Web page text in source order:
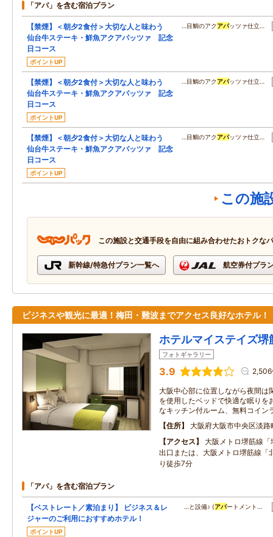
「アパ」を含む宿泊プラン
【禁煙】＜朝夕2食付＞大切な人と味わう
仙台牛ステーキ・鮮魚アクアパッツァ 記念
日コース
ポイントUP
…目鯛のアクアパッツァ仕立…
【禁煙】＜朝夕2食付＞大切な人と味わう
仙台牛ステーキ・鮮魚アクアパッツァ 記念
日コース
ポイントUP
…目鯛のアクアパッツァ仕立…
【禁煙】＜朝夕2食付＞大切な人と味わう
仙台牛ステーキ・鮮魚アクアパッツァ 記念
日コース
ポイントUP
…目鯛のアクアパッツァ仕立…
この施
この施設と交通手段を自由に組み合わせたおトクな
新幹線/特急付プラン一覧へ 航空券付プラ
ビジネスや観光に最適！梅田・難波までアクセス良好なホテル！
ホテルマイステイズ堺
フォトギャラリー
3.9
大阪中心部に位置しながら夜間は
を使用したベッドで快適な眠りを
なキッチン付ルーム、無料コイン
住所
大阪府大阪市中央区淡路
アクセス
大阪メトロ堺筋線
出口または、大阪メトロ堺筋線「
り徒歩7分
「アパ」を含む宿泊プラン
【ベストレート／素泊まり】 ビジネス＆レ
ジャーのご利用におすすめホテル！
ポイントUP
…と設備♪ (アパートメント…